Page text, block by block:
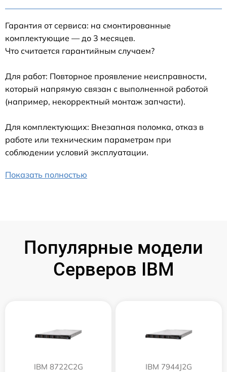
Гарантия от сервиса: на смонтированные
комплектующие — до 3 месяцев.
Что считается гарантийным случаем?
Для работ: Повторное проявление неисправности,
который напрямую связан с выполненной работой
(например, некорректный монтаж запчасти).
Для комплектующих: Внезапная поломка, отказ в
работе или техническим параметрам при
соблюдении условий эксплуатации.
Показать полностью
Популярные модели
Серверов IBM
IBM 8722C2G IBM 7944J2G